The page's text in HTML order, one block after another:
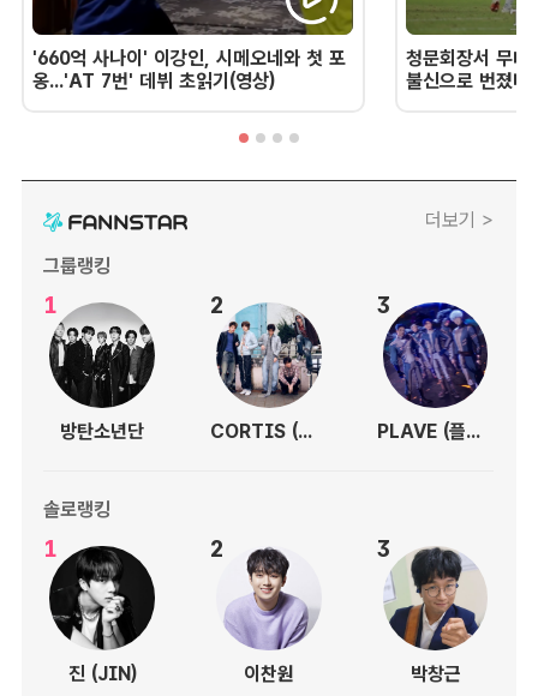
'660억 사나이' 이강인, 시메오네와 첫 포
옹...'AT 7번' 데뷔 초읽기(영상)
청문회장서 무너
불신으로 번졌
더보기 >
그룹랭킹
1
방탄소년단
2
CORTIS (코르티스)
3
PLAVE (플레이브)
솔로랭킹
1
진 (JIN)
2
이찬원
3
박창근